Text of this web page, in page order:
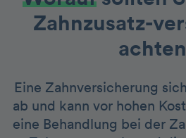
Zahnzusatz-
Eine Zahnversicherung
ab und kann vor hohen
eine Behandlung bei der